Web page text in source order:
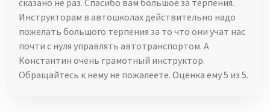
Инструкторам в автошколах действительно надо
пожелать большого терпения за то что они учат нас
почти с нуля управлять автотранспортом. А
Константин очень грамотный инструктор.
Обращайтесь к нему не пожалеете. Оценка ему 5 из 5.